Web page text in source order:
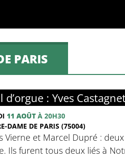
PARIS
d’orgue : Yves
11 AOÛT À 20H30
DAME DE PARIS (75004)
Vierne et Marcel Dupré :
Ils furent tous deux liés à